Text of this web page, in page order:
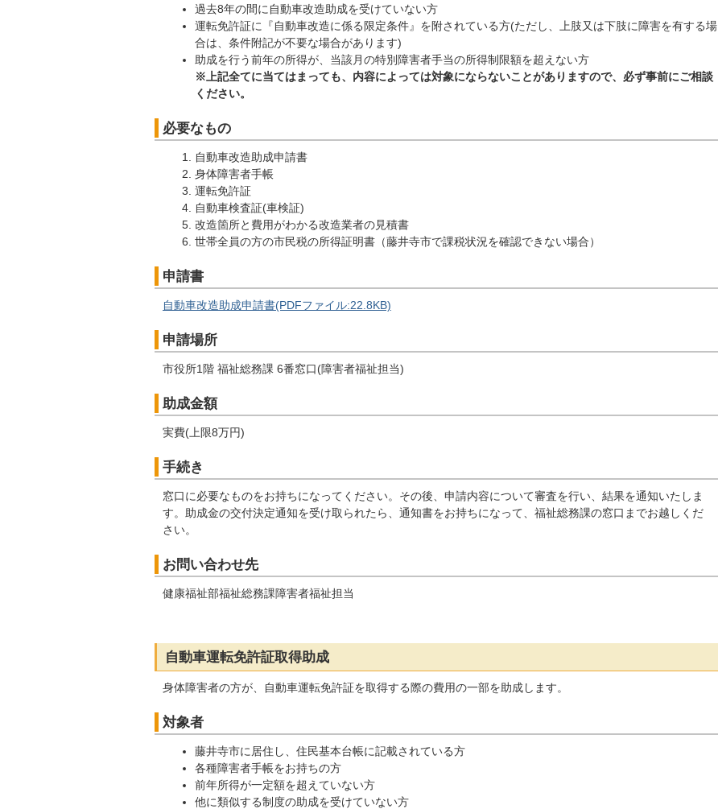
過去8年の間に自動車改造助成を受けていない方
運転免許証に『自動車改造に係る限定条件』を附されている方(ただし、上肢又は下肢に障害を有する場
合は、条件附記が不要な場合があります)
助成を行う前年の所得が、当該月の特別障害者手当の所得制限額を超えない方
※上記全てに当てはまっても、内容によっては対象にならないことがありますので、必ず事前にご相談
ください。
必要なもの
自動車改造助成申請書
身体障害者手帳
運転免許証
自動車検査証(車検証)
改造箇所と費用がわかる改造業者の見積書
世帯全員の方の市民税の所得証明書（藤井寺市で課税状況を確認できない場合）
申請書
自動車改造助成申請書(PDFファイル:22.8KB)
申請場所
市役所1階 福祉総務課 6番窓口(障害者福祉担当)
助成金額
実費(上限8万円)
手続き
窓口に必要なものをお持ちになってください。その後、申請内容について審査を行い、結果を通知いたしま
す。助成金の交付決定通知を受け取られたら、通知書をお持ちになって、福祉総務課の窓口までお越しくだ
さい。
お問い合わせ先
健康福祉部福祉総務課障害者福祉担当
自動車運転免許証取得助成
身体障害者の方が、自動車運転免許証を取得する際の費用の一部を助成します。
対象者
藤井寺市に居住し、住民基本台帳に記載されている方
各種障害者手帳をお持ちの方
前年所得が一定額を超えていない方
他に類似する制度の助成を受けていない方